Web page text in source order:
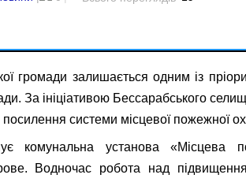
громади залишається одним із
За ініціативою Бессарабського
системи місцевої пожежної
комунальна установа «Місцева
Водночас робота над